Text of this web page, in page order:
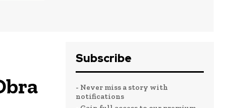
Subscribe
- Never miss a story with
notifications